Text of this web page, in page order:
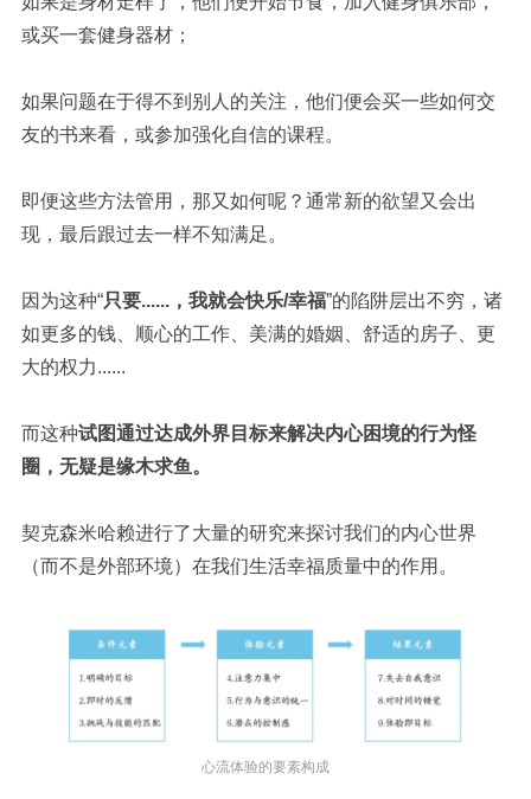
或买一套健身器材；
如果问题在于得不到别人的关注，他们便会买一些如何交
友的书来看，或参加强化自信的课程。
即便这些方法管用，那又如何呢？通常新的欲望又会出
现，最后跟过去一样不知满足。
因为这种“只要......，我就会快乐/幸福”的陷阱层出不穷，诸
如更多的钱、顺心的工作、美满的婚姻、舒适的房子、更
大的权力......
而这种试图通过达成外界目标来解决内心困境的行为怪
圈，无疑是缘木求鱼。
契克森米哈赖进行了大量的研究来探讨我们的内心世界
（而不是外部环境）在我们生活幸福质量中的作用。
心流体验的要素构成